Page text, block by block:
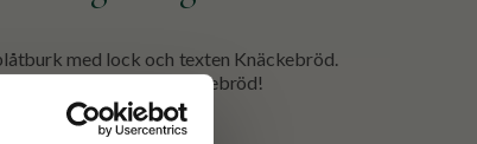
med lock och texten Knäckebröd.
som det står knäckebröd!